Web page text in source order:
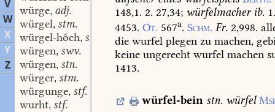
V
W
X
Y
Z
würge, adj.
würgel, stm.
würgel-hôch, stm.
würgen, swv.
würgen, stn.
würger, stm.
würgunge, stf.
wurht, stf.
148,1. 2. 27,34; würfelmacher ib.
4453. Ot. 567a. Schm. Fr. 2,998.
die wurfel plegen zu machen,
keine ungerecht wurfel machen
1413.
würfel-bein stn. würfel